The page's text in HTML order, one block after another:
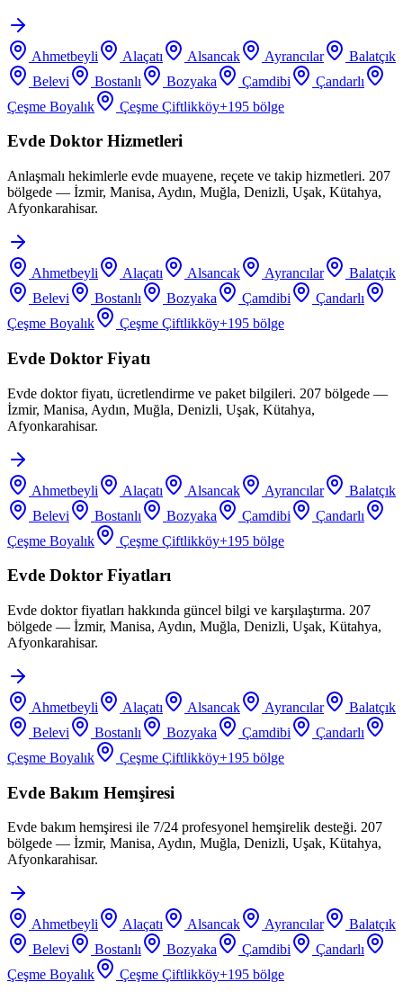
Ahmetbeyli Alaçatı Alsancak Ayrancılar
Balatçık
Belevi
Bostanlı Bozyaka Çamdibi
Çandarlı
Çeşme Boyalık
Çeşme Çiftlikköy+195 bölge
Evde Doktor Hizmetleri
Anlaşmalı hekimlerle evde muayene, reçete ve takip hizmetleri. 207
bölgede — İzmir, Manisa, Aydın, Muğla, Denizli, Uşak, Kütahya,
Afyonkarahisar.
Ahmetbeyli Alaçatı Alsancak Ayrancılar
Balatçık
Belevi
Bostanlı Bozyaka Çamdibi
Çandarlı
Çeşme Boyalık
Çeşme Çiftlikköy+195 bölge
Evde Doktor Fiyatı
Evde doktor fiyatı, ücretlendirme ve paket bilgileri. 207 bölgede —
İzmir, Manisa, Aydın, Muğla, Denizli, Uşak, Kütahya,
Afyonkarahisar.
Ahmetbeyli Alaçatı Alsancak Ayrancılar
Balatçık
Belevi
Bostanlı Bozyaka Çamdibi
Çandarlı
Çeşme Boyalık
Çeşme Çiftlikköy+195 bölge
Evde Doktor Fiyatları
Evde doktor fiyatları hakkında güncel bilgi ve karşılaştırma. 207
bölgede — İzmir, Manisa, Aydın, Muğla, Denizli, Uşak, Kütahya,
Afyonkarahisar.
Ahmetbeyli Alaçatı Alsancak Ayrancılar
Balatçık
Belevi
Bostanlı Bozyaka Çamdibi
Çandarlı
Çeşme Boyalık
Çeşme Çiftlikköy+195 bölge
Evde Bakım Hemşiresi
Evde bakım hemşiresi ile 7/24 profesyonel hemşirelik desteği. 207
bölgede — İzmir, Manisa, Aydın, Muğla, Denizli, Uşak, Kütahya,
Afyonkarahisar.
Ahmetbeyli Alaçatı Alsancak Ayrancılar
Balatçık
Belevi
Bostanlı Bozyaka Çamdibi
Çandarlı
Çeşme Boyalık
Çeşme Çiftlikköy+195 bölge